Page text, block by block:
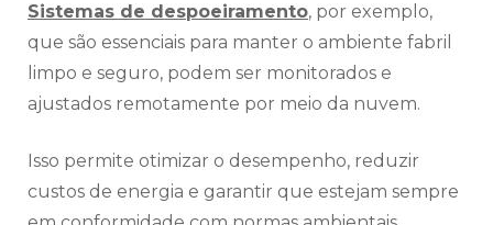
Sistemas de despoeiramento, por exemplo,
que são essenciais para manter o ambiente fabril
limpo e seguro, podem ser monitorados e
ajustados remotamente por meio da nuvem.
Isso permite otimizar o desempenho, reduzir
custos de energia e garantir que estejam sempre